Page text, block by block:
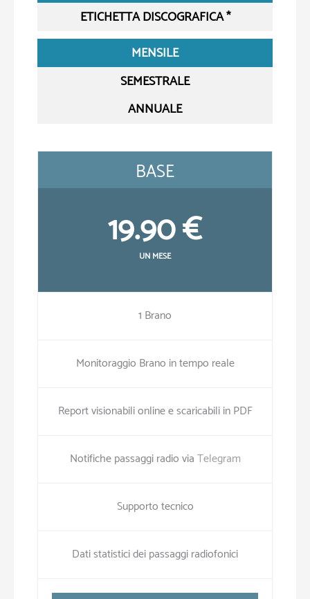
ETICHETTA DISCOGRAFICA *
MENSILE
SEMESTRALE
ANNUALE
BASE
19.90 €
UN MESE
1 Brano
Monitoraggio Brano in tempo reale
Report visionabili online e scaricabili in PDF
Notifiche passaggi radio viaTelegram
Supporto tecnico
Dati statistici dei passaggi radiofonici